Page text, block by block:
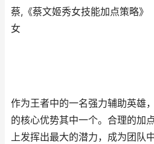
蔡,《蔡文姬秀女技能加点策略》
女
作为王者中的一名强力辅助英雄
的核心优势其中一个。合理的加
上发挥出最大的潜力，成为团队